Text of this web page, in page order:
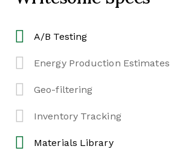
A/B Testing
Energy Production Estimates
Geo-filtering
Inventory Tracking
Materials Library